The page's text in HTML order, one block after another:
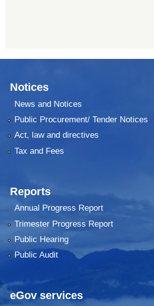
Notices
News and Notices
Public Procurement/ Tender Notices
Act, law and directives
Tax and Fees
Reports
Annual Progress Report
Trimester Progress Report
Public Hearing
Public Audit
eGov services